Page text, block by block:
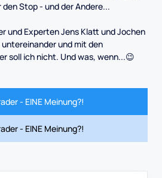
Stop - und der Andere...
und Experten Jens Klatt und Jochen
und mit den
soll ich nicht. Und was, wenn...😉
- EINE Meinung?!
- EINE Meinung?!